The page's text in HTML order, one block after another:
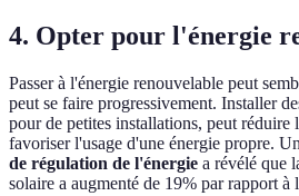
4. Opter pour l'énergie
Passer à l'énergie renouvelable peut
peut se faire progressivement. Installer
pour de petites installations, peut réduire
favoriser l'usage d'une énergie propre.
de régulation de l'énergie a révélé que
solaire a augmenté de 19% par rapport à